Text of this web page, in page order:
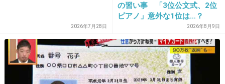
人は見た目じゃないとか言うけど
信じられないくらい見た目が全てを物語って
る…
+356 -3
2026年7月28日
の習い事 「3位公文式、2位
ピアノ」意外な1位は…？
「3つぐらいの習い事は当た
り前、4つ以上の家庭も多
数」
2026年8月9日